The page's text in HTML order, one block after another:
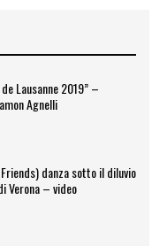
Lausanne 2019” –
Agnelli
danza sotto il diluvio
Verona – video